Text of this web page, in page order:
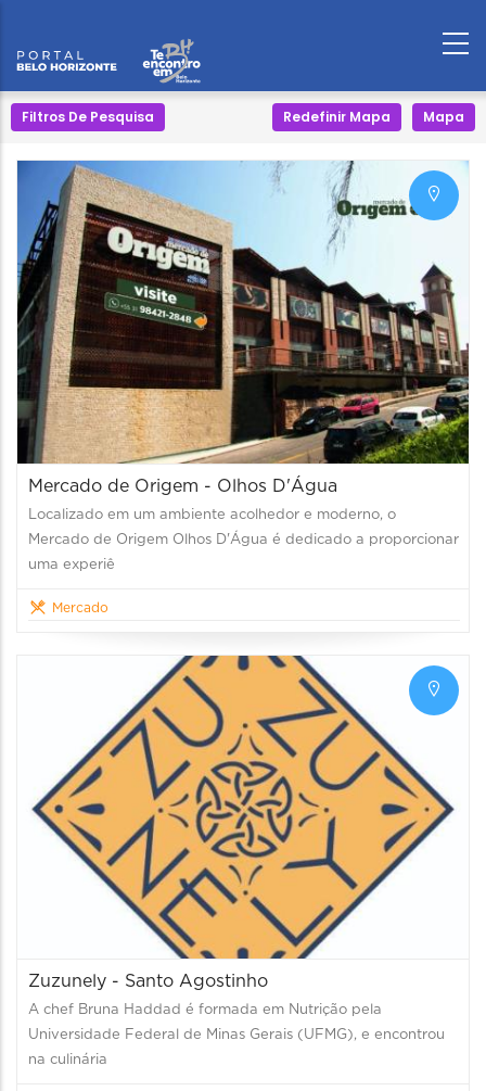
Filtros De Pesquisa Redefinir Mapa Mapa
Mercado de Origem - Olhos D'Água
Localizado em um ambiente acolhedor e moderno, o
Mercado de Origem Olhos D'Água é dedicado a proporcionar
uma experiê
Mercado
Zuzunely - Santo Agostinho
A chef Bruna Haddad é formada em Nutrição pela
Universidade Federal de Minas Gerais (UFMG), e encontrou
na culinária